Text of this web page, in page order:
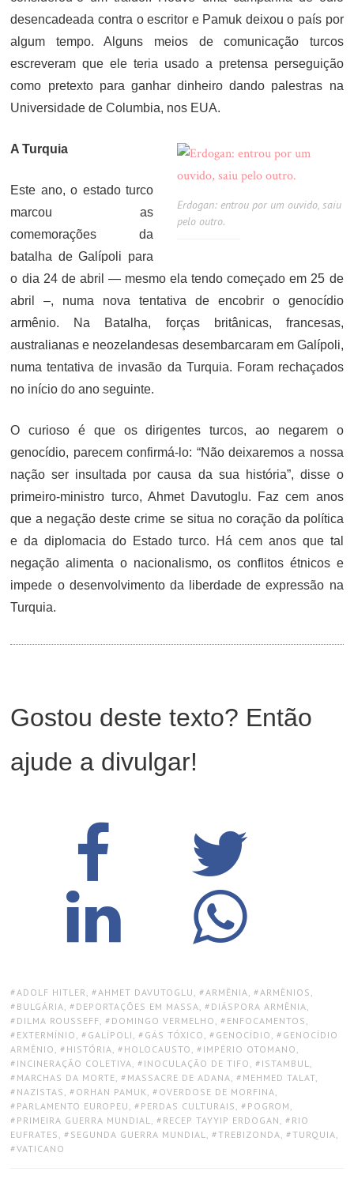
desencadeada contra o escritor e Pamuk deixou o país por
algum tempo. Alguns meios de comunicação turcos
escreveram que ele teria usado a pretensa perseguição
como pretexto para ganhar dinheiro dando palestras na
Universidade de Columbia, nos EUA.
Erdogan: entrou por um ouvido, saiu
pelo outro.
A Turquia
Este ano, o estado turco
marcou as
comemorações da
batalha de Galípoli para
o dia 24 de abril — mesmo ela tendo começado em 25 de
abril –, numa nova tentativa de encobrir o genocídio
armênio. Na Batalha, forças britânicas, francesas,
australianas e neozelandesas desembarcaram em Galípoli,
numa tentativa de invasão da Turquia. Foram rechaçados
no início do ano seguinte.
O curioso é que os dirigentes turcos, ao negarem o
genocídio, parecem confirmá-lo: “Não deixaremos a nossa
nação ser insultada por causa da sua história”, disse o
primeiro-ministro turco, Ahmet Davutoglu. Faz cem anos
que a negação deste crime se situa no coração da política
e da diplomacia do Estado turco. Há cem anos que tal
negação alimenta o nacionalismo, os conflitos étnicos e
impede o desenvolvimento da liberdade de expressão na
Turquia.
Gostou deste texto? Então
ajude a divulgar!
TAGS:
ADOLF HITLER , AHMET DAVUTOGLU , ARMÊNIA , ARMÊNIOS
BULGÁRIA , DEPORTAÇÕES EM MASSA , DIÁSPORA ARMÊNIA
DILMA ROUSSEFF , DOMINGO VERMELHO , ENFOCAMENTOS
EXTERMÍNIO , GALÍPOLI , GÁS TÓXICO , GENOCÍDIO , GENOCÍDIO
ARMÊNIO , HISTÓRIA , HOLOCAUSTO , IMPÉRIO OTOMANO
INCINERAÇÃO COLETIVA , INOCULAÇÃO DE TIFO , ISTAMBUL
MARCHAS DA MORTE , MASSACRE DE ADANA , MEHMED TALAT
NAZISTAS , ORHAN PAMUK , OVERDOSE DE MORFINA
PARLAMENTO EUROPEU , PERDAS CULTURAIS , POGROM
PRIMEIRA GUERRA MUNDIAL
, RECEP TAYYIP ERDOGAN , RIO
EUFRATES , SEGUNDA GUERRA MUNDIAL , TREBIZONDA , TURQUIA
VATICANO